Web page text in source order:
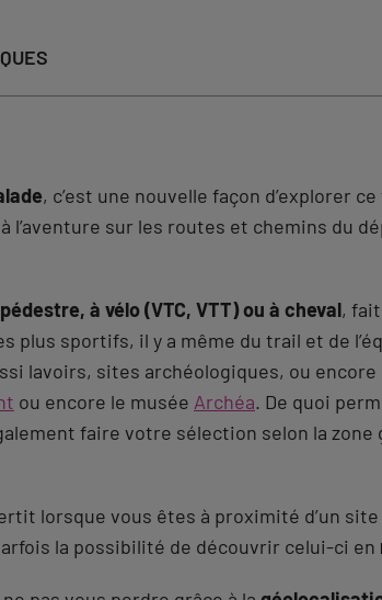
, c’est une nouvelle façon d’explorer
l’aventure sur les routes et chemins du
à vélo (VTC, VTT) ou à cheval,
plus sportifs, il y a même du trail et de
lavoirs, sites archéologiques, ou
ou encore le musée Archéa. De quoi
faire votre sélection selon la
lorsque vous êtes à proximité d’un
la possibilité de découvrir celui-ci en